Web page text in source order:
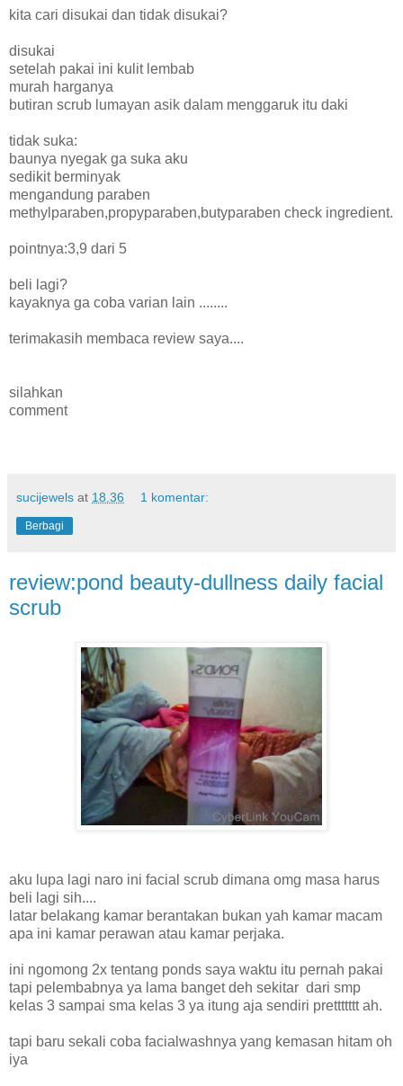
kita cari disukai dan tidak disukai?
disukai
setelah pakai ini kulit lembab
murah harganya
butiran scrub lumayan asik dalam menggaruk itu daki
tidak suka:
baunya nyegak ga suka aku
sedikit berminyak
mengandung paraben
methylparaben,propyparaben,butyparaben check ingredient.
pointnya:3,9 dari 5
beli lagi?
kayaknya ga coba varian lain ........
terimakasih membaca review saya....
silahkan
comment
sucijewels at 18.36 1 komentar:
Berbagi
review:pond beauty-dullness daily facial
scrub
aku lupa lagi naro ini facial scrub dimana omg masa harus
beli lagi sih....
latar belakang kamar berantakan bukan yah kamar macam
apa ini kamar perawan atau kamar perjaka.
ini ngomong 2x tentang ponds saya waktu itu pernah pakai
tapi pelembabnya ya lama banget deh sekitar dari smp
kelas 3 sampai sma kelas 3 ya itung aja sendiri prettttttt ah.
tapi baru sekali coba facialwashnya yang kemasan hitam oh
iya